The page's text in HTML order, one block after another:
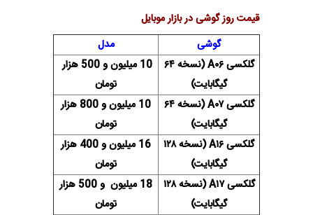
قیمت روز گوشی در بازار موبایل
گوشی
مدل
گلکسی A۰۶ (نسخه ۶۴
گیگابایت)
10 میلیون و 500 هزار
تومان
گلکسی A۰۷ (نسخه ۶۴
گیگابایت)
10 میلیون و 800 هزار
تومان
گلکسی A۱۶ (نسخه ۱۲۸
گیگابایت)
16 میلیون و 400 هزار
تومان
گلکسی A۱۷ (نسخه ۱۲۸
گیگابایت)
18 میلیون و 500 هزار
تومان